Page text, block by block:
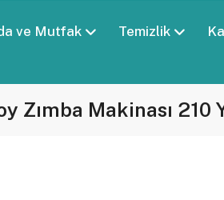
ve Mutfak Temizlik
Zımba Makinası 210